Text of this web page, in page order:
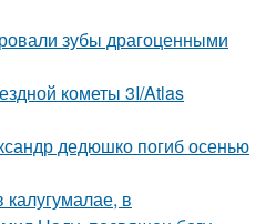
зубы драгоценными
кометы 3I/Atlas
дедюшко погиб осенью
в